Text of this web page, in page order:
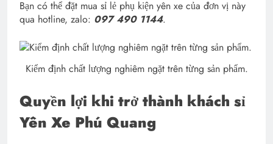
Bạn có thể đặt mua sỉ lẻ phụ kiện yên xe của đơn vị này
qua hotline, zalo: 097 490 1144.
Kiểm định chất lượng nghiêm ngặt trên từng sản phẩm.
Quyền lợi khi trở thành khách sỉ
Yên Xe Phú Quang